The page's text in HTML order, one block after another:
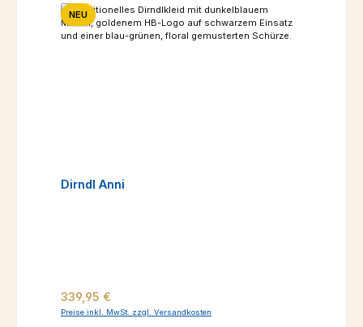
NEU
Dirndl Anni
Regulärer Preis:
339,95 €
Preise inkl. MwSt. zzgl. Versandkosten